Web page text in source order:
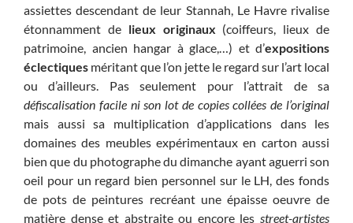
assiettes descendant de leur Stannah, Le Havre rivalise
étonnamment de lieux originaux (coiffeurs, lieux de
patrimoine, ancien hangar à glace,…) et d’expositions
éclectiques méritant que l’on jette le regard sur l’art local
ou d’ailleurs. Pas seulement pour l’attrait de sa
défiscalisation facile ni son lot de copies collées de l’original
mais aussi sa multiplication d’applications dans les
domaines des meubles expérimentaux en carton aussi
bien que du photographe du dimanche ayant aguerri son
oeil pour un regard bien personnel sur le LH, des fonds
de pots de peintures recréant une épaisse oeuvre de
matière dense et abstraite ou encore les street-artistes